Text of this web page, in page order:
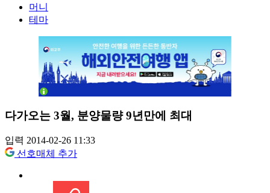
머니
테마
다가오는 3월, 분양물량 9년만에 최대
입력 2014-02-26 11:33
선호매체 추가